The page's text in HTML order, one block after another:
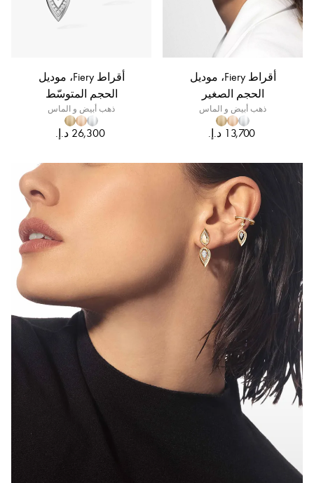
أقراط Fiery، موديل
الحجم الصغير
ذهب أبيض و الماس
‏13,700 د.إ.‏
أقراط Fiery، موديل
الحجم المتوسّط
ذهب أبيض و الماس
‏26,300 د.إ.‏